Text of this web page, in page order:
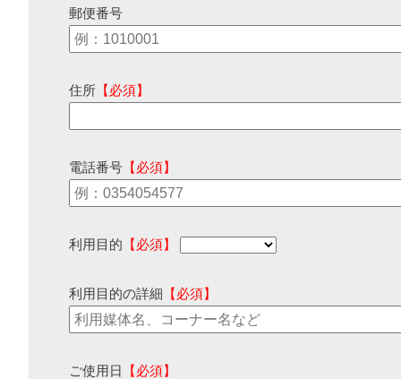
郵便番号
住所 【必須】
電話番号 【必須】
利用目的 【必須】
利用目的の詳細 【必須】
ご使用日 【必須】